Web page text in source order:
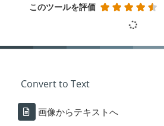
このツールを評価
Convert to Text
画像からテキストへ